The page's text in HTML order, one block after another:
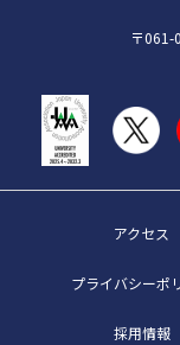
〒061-
アクセス
プライバシーポ
採用情報